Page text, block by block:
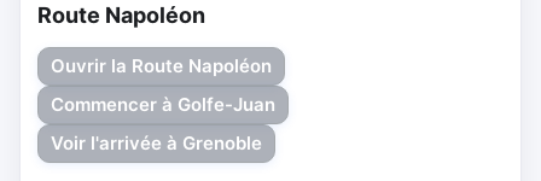
Route Napoléon
Ouvrir la Route Napoléon
Commencer à Golfe-Juan
Voir l'arrivée à Grenoble